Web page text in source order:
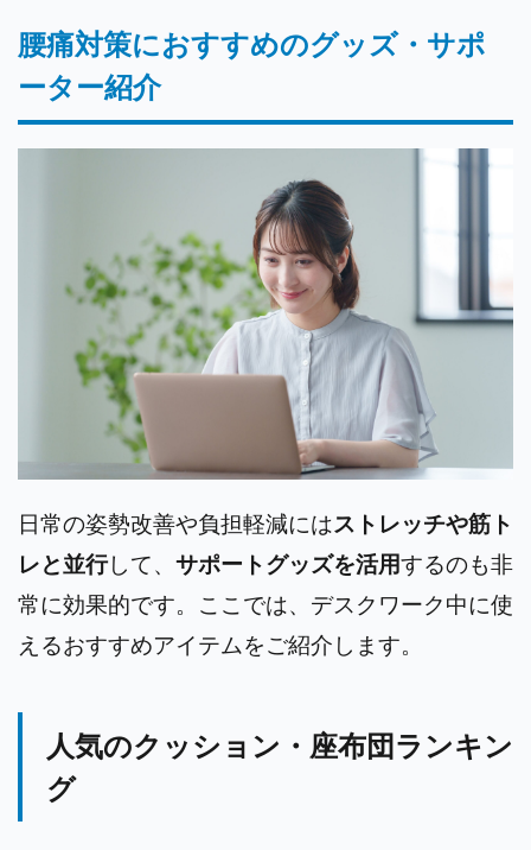
腰痛対策におすすめのグッズ・サポ
ーター紹介
日常の姿勢改善や負担軽減にはストレッチや筋ト
レと並行して、 サポートグッズを活用するのも非
常に効果的です。ここでは、デスクワーク中に使
えるおすすめアイテムをご紹介します。
人気のクッション・座布団ランキン
グ